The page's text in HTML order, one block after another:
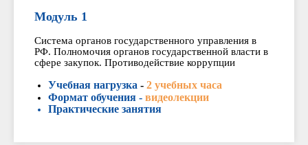
Модуль 1
Система органов государственного управления в
РФ. Полномочия органов государственной власти в
сфере закупок. Противодействие коррупции
Учебная нагрузка - 2 учебных часа
Формат обучения - видеолекции
Практические занятия